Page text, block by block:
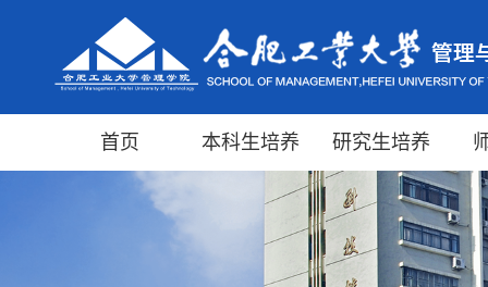
首页 本科生培养 研究生培养